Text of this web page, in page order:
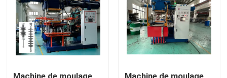
Machine de moulage par injection de silicone
Machine en caoutchouc horizontale de moulage par
Machine de moulage
Machine de moulage